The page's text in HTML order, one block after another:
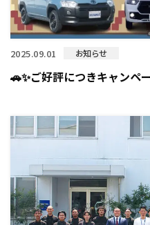
2025.09.01 お知らせ
🚗✨ご好評につきキャンペ